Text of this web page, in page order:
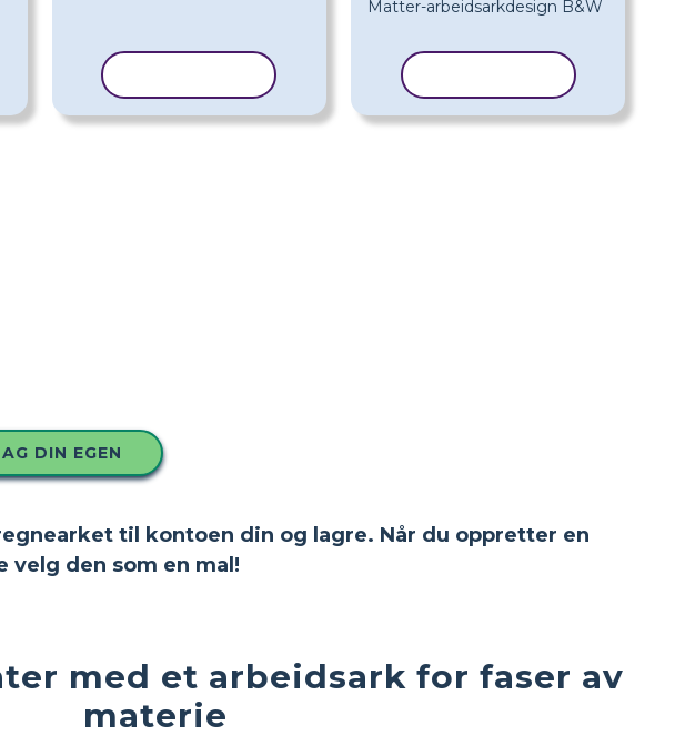
DIN EGEN
til kontoen din og lagre. Når du oppretter en
velg den som en mal!
med et arbeidsark for faser av
materie